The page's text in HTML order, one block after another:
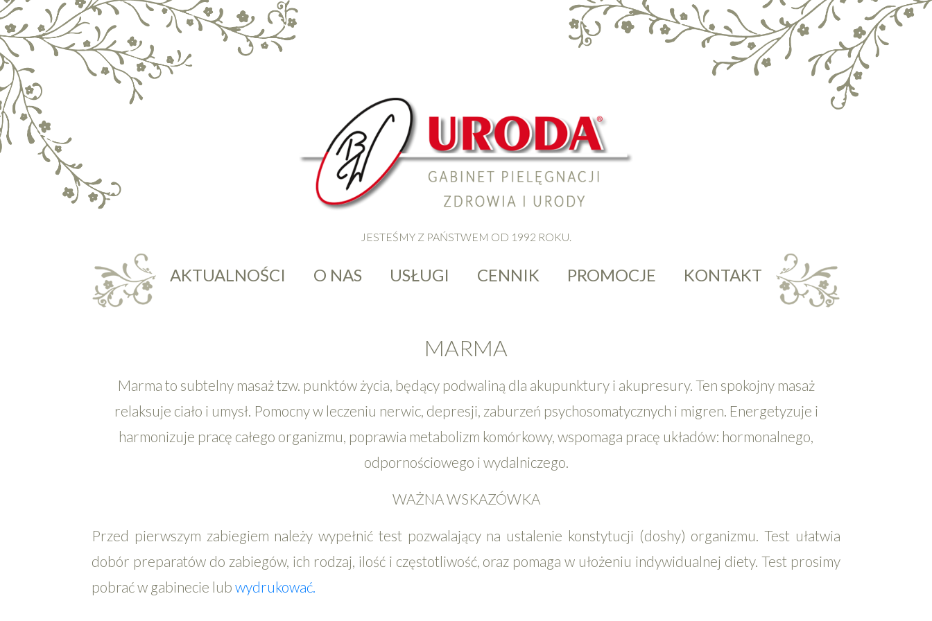
JESTEŚMY Z PAŃSTWEM OD 1992 ROKU.
AKTUALNOŚCI O NAS USŁUGI CENNIK PROMOCJE KONTAKT
MARMA
Marma to subtelny masaż tzw. punktów życia, będący podwaliną dla akupunktury i akupresury. Ten spokojny masaż
relaksuje ciało i umysł. Pomocny w leczeniu nerwic, depresji, zaburzeń psychosomatycznych i migren. Energetyzuje i
harmonizuje pracę całego organizmu, poprawia metabolizm komórkowy, wspomaga pracę układów: hormonalnego,
odpornościowego i wydalniczego.
WAŻNA WSKAZÓWKA
Przed pierwszym zabiegiem należy wypełnić test pozwalający na ustalenie konstytucji (doshy) organizmu. Test ułatwia
dobór preparatów do zabiegów, ich rodzaj, ilość i częstotliwość, oraz pomaga w ułożeniu indywidualnej diety. Test prosimy
pobrać w gabinecie lub wydrukować.